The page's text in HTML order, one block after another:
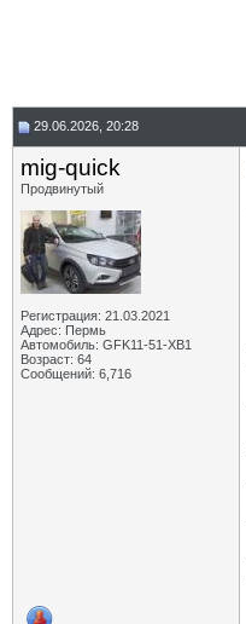
29.06.2026, 20:28
mig-quick
Продвинутый
Регистрация: 21.03.2021
Адрес: Пермь
Автомобиль: GFK11-51-ХВ1
Возраст: 64
Сообщений: 6,716